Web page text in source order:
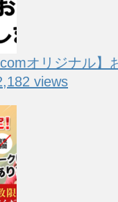
オリジナル】
views